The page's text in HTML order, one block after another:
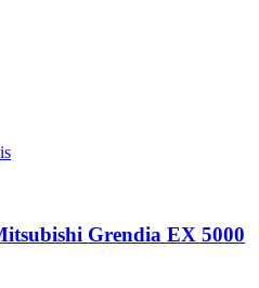
Grendia EX 5000